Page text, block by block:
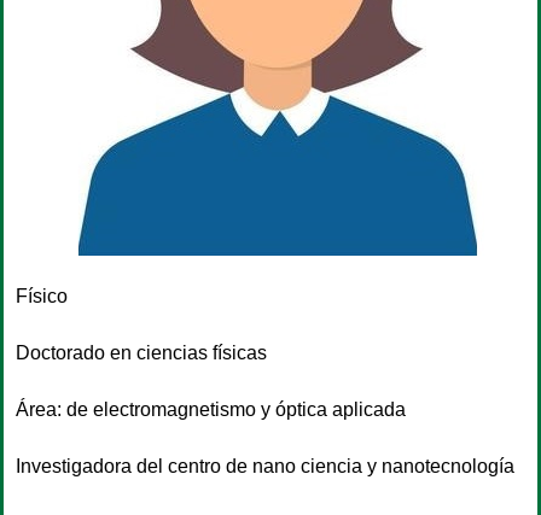
Físico
Doctorado en ciencias físicas
Área: de electromagnetismo y óptica aplicada
Investigadora del centro de nano ciencia y nanotecnología